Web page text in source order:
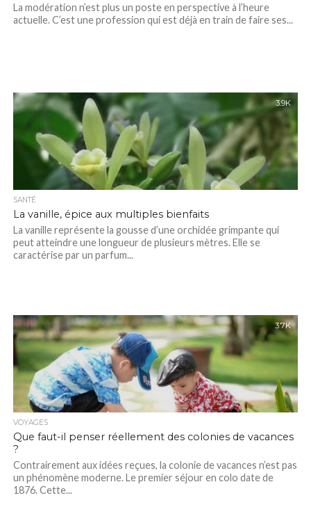
La modération n’est plus un poste en perspective à l’heure
actuelle. C’est une profession qui est déjà en train de faire ses...
3.9K
SANTÉ
La vanille, épice aux multiples bienfaits
La vanille représente la gousse d’une orchidée grimpante qui
peut atteindre une longueur de plusieurs mètres. Elle se
caractérise par un parfum...
3.7K
VOYAGES
Que faut-il penser réellement des colonies de vacances
?
Contrairement aux idées reçues, la colonie de vacances n’est pas
un phénomène moderne. Le premier séjour en colo date de
1876. Cette...